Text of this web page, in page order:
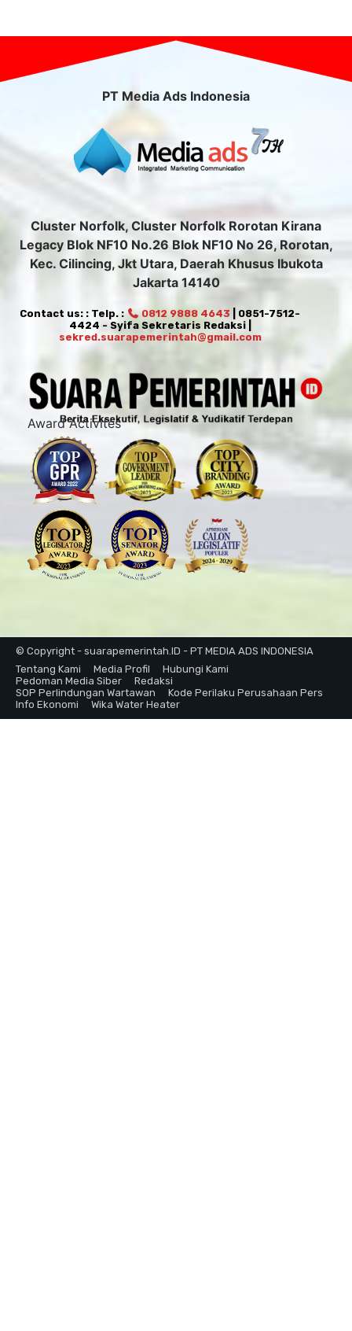
PT Media Ads Indonesia
Cluster Norfolk, Cluster Norfolk Rorotan Kirana
Legacy Blok NF10 No.26 Blok NF10 No 26, Rorotan,
Kec. Cilincing, Jkt Utara, Daerah Khusus Ibukota
Jakarta 14140
Contact us: : Telp. : 0812 9888 4643 | 0851-7512-
4424 - Syifa Sekretaris Redaksi |
sekred.suarapemerintah@gmail.com
Award Activites
© Copyright - suarapemerintah.ID - PT MEDIA ADS INDONESIA
Tentang Kami
Media Profil
Hubungi Kami
Pedoman Media Siber
Redaksi
SOP Perlindungan Wartawan
Kode Perilaku Perusahaan Pers
Info Ekonomi
Wika Water Heater